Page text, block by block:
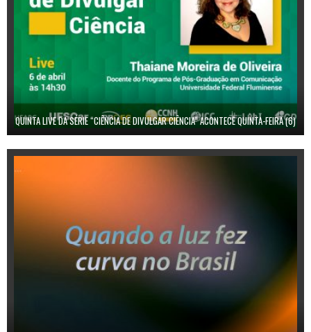
QUINTA LIVE DA SÉRIE “CIÊNCIA DE DIVULGAR CIÊNCIA” ACONTECE QUINTA-FEIRA (6)